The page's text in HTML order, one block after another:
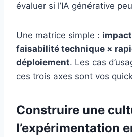
évaluer si l’IA générative
Une matrice simple :
faisabilité technique ×
déploiement. Les cas
ces trois axes sont vos
Construire une
l’expérimentation